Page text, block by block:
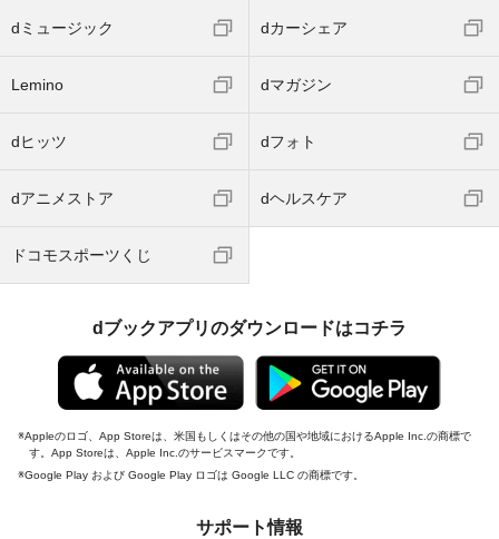
dミュージック dカーシェア
Lemino dマガジン
dヒッツ dフォト
dアニメストア dヘルスケア
ドコモスポーツくじ
dブックアプリのダウンロードはコチラ
Appleのロゴ、App Storeは、米国もしくはその他の国や地域におけるApple Inc.の商標で
す。App Storeは、Apple Inc.のサービスマークです。
Google Play および Google Play ロゴは Google LLC の商標です。
サポート情報